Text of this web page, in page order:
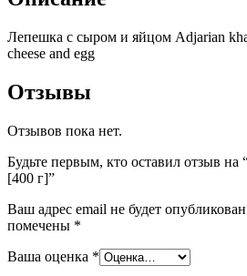
Лепешка с сыром и яйцом Adjarian
cheese and egg
Отзывы
Отзывов пока нет.
Будьте первым, кто оставил отзыв
[400 г]”
Ваш адрес email не будет
помечены *
Ваша оценка *